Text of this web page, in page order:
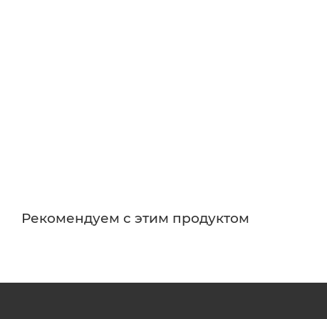
Рекомендуем с этим продуктом